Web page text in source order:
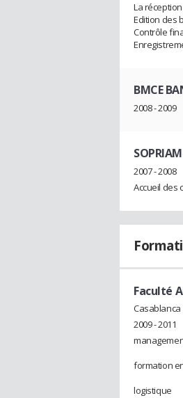
La
Edition des
Contrôle
BMCE
2008 - 2009
2007 - 2008
Accueil des
Faculté
Casablanca
2009 - 2011
formation
logistique